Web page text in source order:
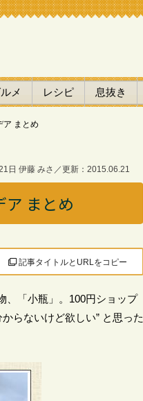
メ レシピ 息抜き
ア まとめ
日 伊藤 みさ／更新：2015.06.21
まとめ
記事タイトルとURLをコピー
、「小瓶」。100円ショップ
らないけど欲しい” と思った